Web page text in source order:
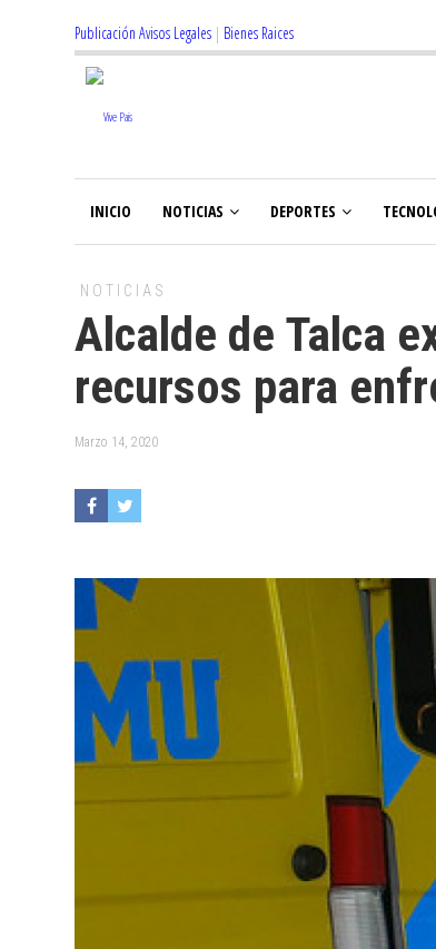
Publicación Avisos Legales | Bienes Raices
INICIO NOTICIAS DEPORTES
NOTICIAS
Alcalde de Talca
recursos para
Marzo 14, 2020